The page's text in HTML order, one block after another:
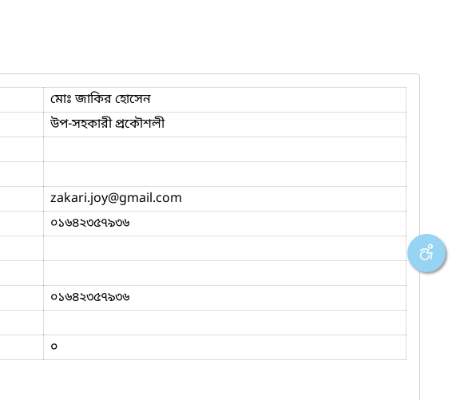
মোঃ জাকির হোসেন
উপ-সহকারী প্রকৌশলী
zakari.joy@gmail.com
০১৬৪২৩৫৭৯৩৬
০১৬৪২৩৫৭৯৩৬
০